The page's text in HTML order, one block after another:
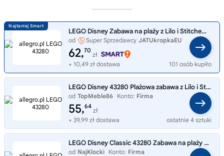
LEGO Disney Zabawa na plaży z Lilo i Stitchem 43280
od Super Sprzedawcy JATUkropkaEU
62,70
zł
+ 10,49 zł dostawa
101 osób kupiło
LEGO Disney 43280 Plażowa zabawa z Lilo i Stitch
od TopMeble86 Konto: Firma
55,64
zł
+ 39,99 zł dostawa
ostatnie 4 sztuki
LEGO Disney Classic 43280 Zabawa na plaży z Lilo i Stitchem
od NajKlocki Konto: Firma